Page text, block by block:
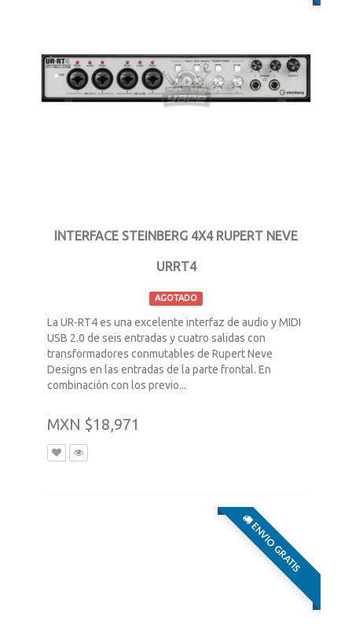
INTERFACE STEINBERG 4X4 RUPERT NEVE
URRT4
AGOTADO
La UR-RT4 es una excelente interfaz de audio y MIDI
USB 2.0 de seis entradas y cuatro salidas con
transformadores conmutables de Rupert Neve
Designs en las entradas de la parte frontal. En
combinación con los previo...
MXN $18,971
ENVIO GRATIS